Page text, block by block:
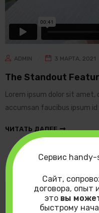
ADMIN 3 МАРТА, 2021
The Standout
Lorem ipsum dolor sit
accumsan faucibus ipsum id
ЧИТАТЬ ДАЛЕЕ
Сервис handy-
Сайт,
договора, опыт
это вы
быстрому